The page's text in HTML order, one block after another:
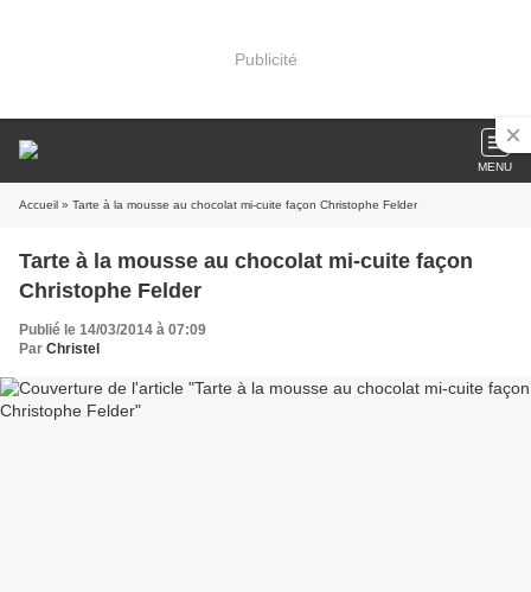
Publicité
MENU
Accueil » Tarte à la mousse au chocolat mi-cuite façon Christophe Felder
Tarte à la mousse au chocolat mi-cuite façon
Christophe Felder
Publié le 14/03/2014 à 07:09
Par Christel